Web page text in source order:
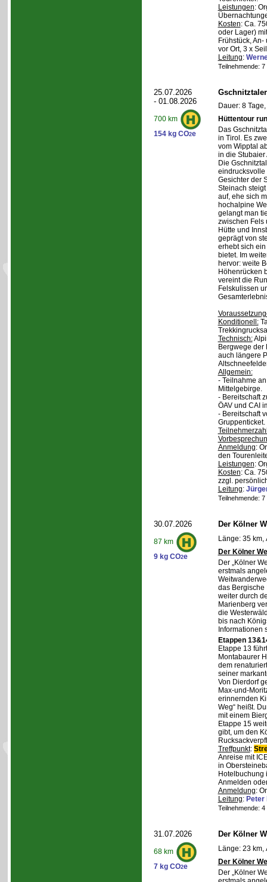
Leistungen:
Kosten: Ca.
oder Lager)
Frühstück,
vor Ort, 3 x
Leitung:
Teilnehmende:
25.07.2026
- 01.08.2026
700 km
154 kg CO2e
Dauer: 8
Hüttentour
Das
in Tirol. Es
vom Wipptal
in die Stubaier
Die
Gesichter der
Steinach
auf, ehe sich
hochalpine
gelangt man
zwischen Fels
Hütte und
geprägt von
erhebt sich
bietet. Im
hervor: weite
Höhenrücken
vereint die
Felskulissen
Konditionell:
Technisch:
Bergwege
auch längere
Allgemein:
- Teilnahme
Mittelgebirge.
- Bereitschaft
ÖAV und CAI
- Bereitschaft
Gruppenticket.
Anmeldung:
den
Leistungen:
Kosten: Ca.
zzgl.
Leitung:
Teilnehmende:
30.07.2026
87 km
9 kg CO2e
Der Kölner
Länge: 35 km,
Der Kölner
Der „Kölner
erstmals
das Bergische
weiter durch
Marienberg
die
bis nach
Informationen
Etappen
Etappe 13
Montabaurer
dem
seiner
Von Dierdorf
Max-und-
erinnernden
Weg“ heißt.
mit einem
Etappe 15
gibt, um den
Treffpunkt:
Anreise mit
in
Hotelbuchung
Anmelden
Anmeldung:
Leitung: Peter
Teilnehmende:
31.07.2026
68 km
7 kg CO2e
Der Kölner
Länge: 23 km,
Der Kölner
Der „Kölner